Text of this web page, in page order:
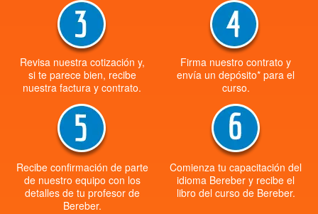
Revisa nuestra cotización y,
si te parece bien, recibe
nuestra factura y contrato.
Firma nuestro contrato y
envía un depósito* para el
curso.
Recibe confirmación de parte
de nuestro equipo con los
detalles de tu profesor de
Bereber.
Comienza tu capacitación del
idioma Bereber y recibe el
libro del curso de Bereber.